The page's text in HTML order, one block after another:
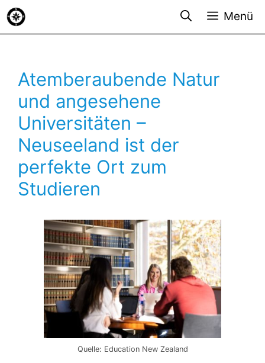
Zum
Inhalt
springen
Menü
Atemberaubende Natur
und angesehene
Universitäten –
Neuseeland ist der
perfekte Ort zum
Studieren
Quelle: Education New Zealand